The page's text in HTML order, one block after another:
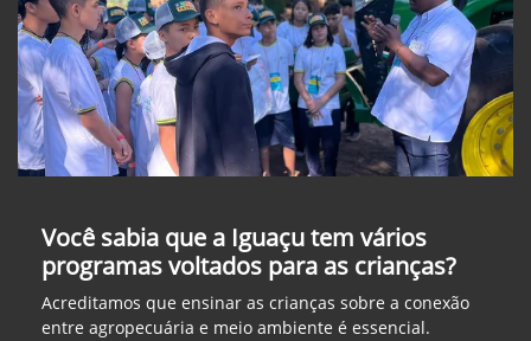
Você sabia que a Iguaçu tem vários
programas voltados para as crianças?
Acreditamos que ensinar as crianças sobre a conexão
entre agropecuária e meio ambiente é essencial.